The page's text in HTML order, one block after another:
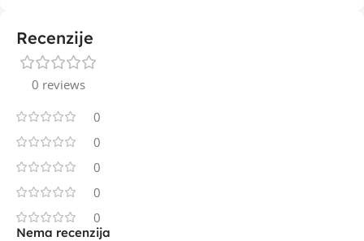
Recenzije
0 reviews
0
0
0
0
0
Nema recenzija